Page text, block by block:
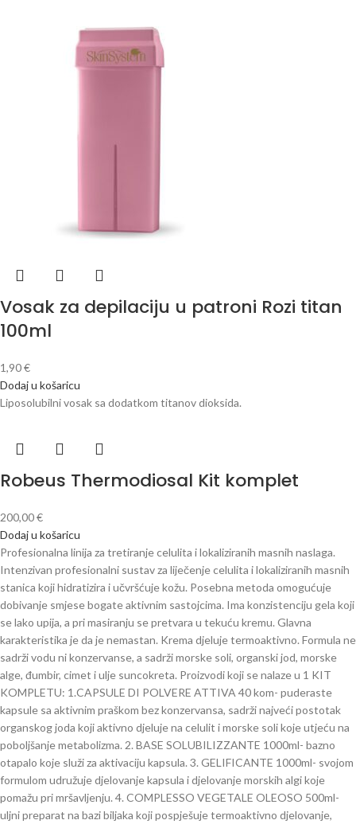
Vosak za depilaciju u patroni Rozi titan
100ml
1,90€
Dodaj u košaricu
Liposolubilni vosak sa dodatkom titanov dioksida.
Robeus Thermodiosal Kit komplet
200,00€
Dodaj u košaricu
Profesionalna linija za tretiranje celulita i lokaliziranih masnih naslaga.
Intenzivan profesionalni sustav za liječenje celulita i lokaliziranih masnih
stanica koji hidratizira i učvršćuje kožu. Posebna metoda omogućuje
dobivanje smjese bogate aktivnim sastojcima. Ima konzistenciju gela koji
se lako upija, a pri masiranju se pretvara u tekuću kremu. Glavna
karakteristika je da je nemastan. Krema djeluje termoaktivno. Formula ne
sadrži vodu ni konzervanse, a sadrži morske soli, organski jod, morske
alge, đumbir, cimet i ulje suncokreta. Proizvodi koji se nalaze u 1 KIT
KOMPLETU: 1.CAPSULE DI POLVERE ATTIVA 40 kom- puderaste
kapsule sa aktivnim praškom bez konzervansa, sadrži najveći postotak
organskog joda koji aktivno djeluje na celulit i morske soli koje utjeću na
poboljšanje metabolizma. 2. BASE SOLUBILIZZANTE 1000ml- bazno
otapalo koje služi za aktivaciju kapsula. 3. GELIFICANTE 1000ml- svojom
formulom udružuje djelovanje kapsula i djelovanje morskih algi koje
pomažu pri mršavljenju. 4. COMPLESSO VEGETALE OLEOSO 500ml-
uljni preparat na bazi biljaka koji pospješuje termoaktivno djelovanje,